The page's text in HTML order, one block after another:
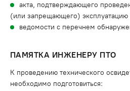
акта, подтверждающего
(или запрещающего) эксплуатацию
ведомости с перечнем
ПАМЯТКА ИНЖЕНЕРУ ПТО
К проведению технического
необходимо подготовиться: